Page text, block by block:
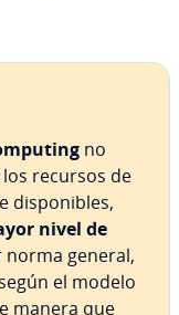
no
recursos de
di­s­po­ni­bles,
nivel de
norma general,
el modelo
manera que